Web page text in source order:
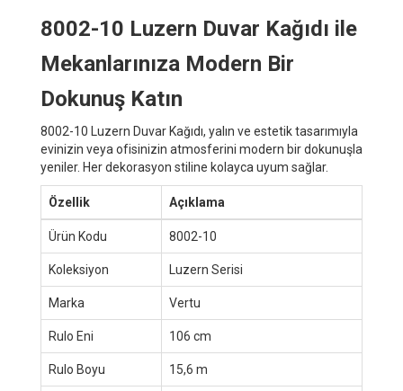
8002-10 Luzern Duvar Kağıdı ile
Mekanlarınıza Modern Bir
Dokunuş Katın
8002-10 Luzern Duvar Kağıdı, yalın ve estetik tasarımıyla
evinizin veya ofisinizin atmosferini modern bir dokunuşla
yeniler. Her dekorasyon stiline kolayca uyum sağlar.
Özellik Açıklama
Ürün Kodu 8002-10
Koleksiyon Luzern Serisi
Marka Vertu
Rulo Eni 106 cm
Rulo Boyu 15,6 m